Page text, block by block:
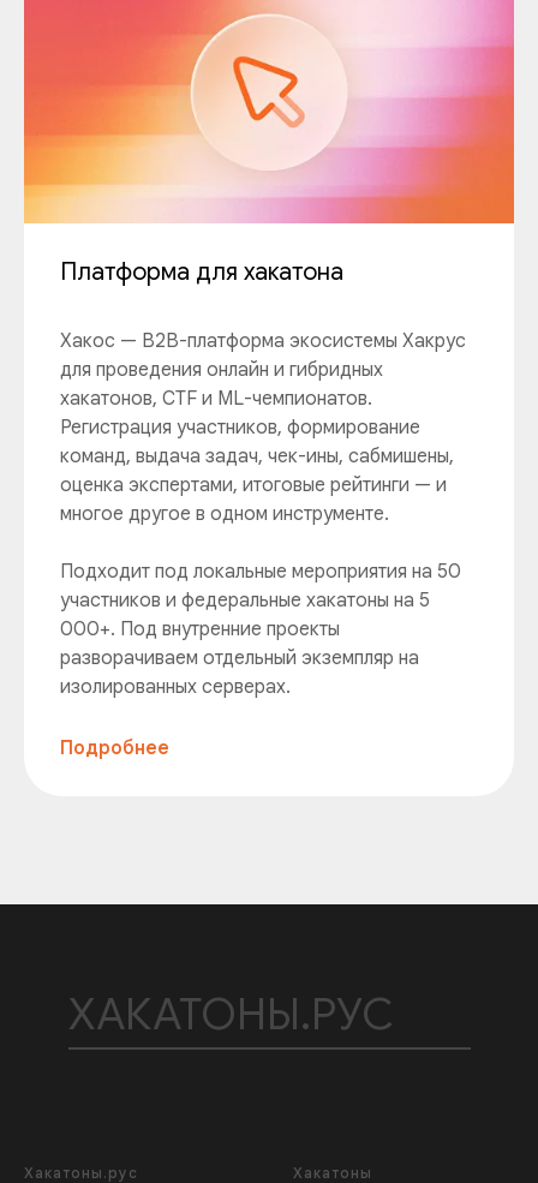
Платформа для хакатона
Хакос — B2B-платформа экосистемы Хакрус
для проведения онлайн и гибридных
хакатонов, CTF и ML-чемпионатов.
Регистрация участников, формирование
команд, выдача задач, чек-ины, сабмишены,
оценка экспертами, итоговые рейтинги — и
многое другое в одном инструменте.
Подходит под локальные мероприятия на 50
участников и федеральные хакатоны на 5
000+. Под внутренние проекты
разворачиваем отдельный экземпляр на
изолированных серверах.
Подробнее
ХАКАТОНЫ.РУС
Хакатоны.рус Хакатоны